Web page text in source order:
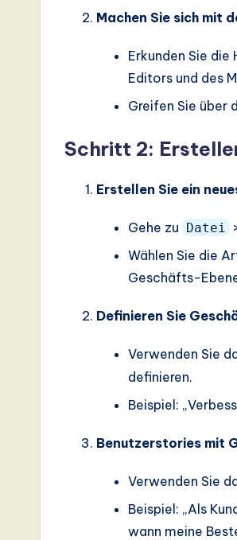
Machen Sie sich mit
Erkunden Sie
Editors und des
Greifen Sie über
Schritt 2:
Erstellen Sie ein
Gehe zu Datei
Wählen Sie die
Geschäfts-
Definieren Sie
Verwenden Sie
definieren.
Beispiel:
Benutzerstories mit
Verwenden Sie
Beispiel: „Als
wann meine